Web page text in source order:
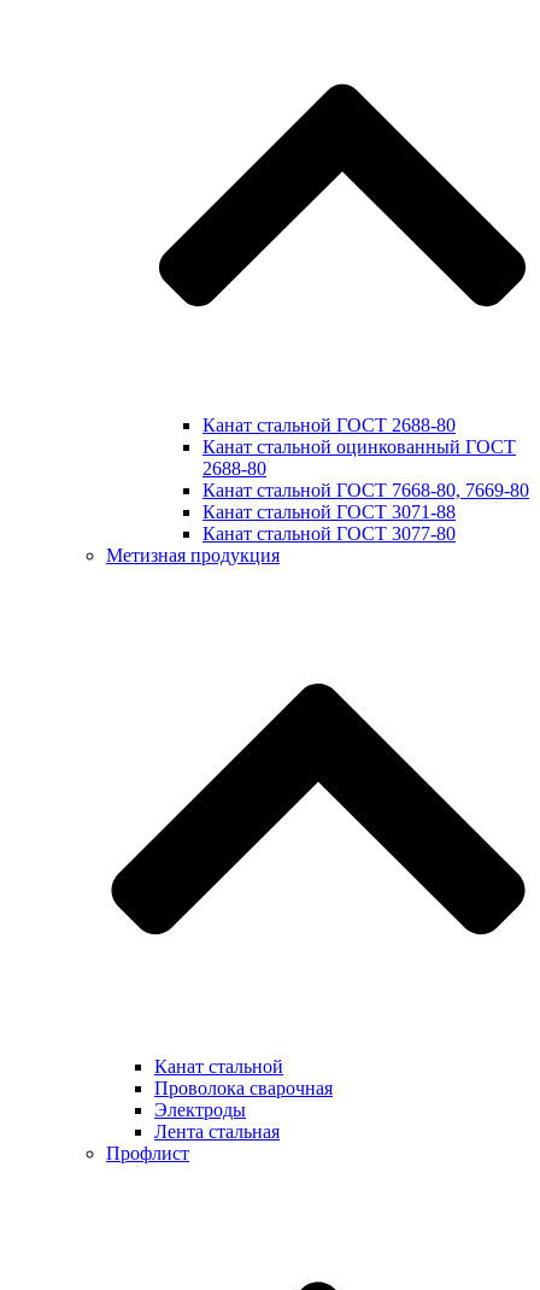
Канат стальной ГОСТ 2688-80
Канат стальной оцинкованный ГОСТ
2688-80
Канат стальной ГОСТ 7668-80, 7669-80
Канат стальной ГОСТ 3071-88
Канат стальной ГОСТ 3077-80
Метизная продукция
Канат стальной
Проволока сварочная
Электроды
Лента стальная
Профлист